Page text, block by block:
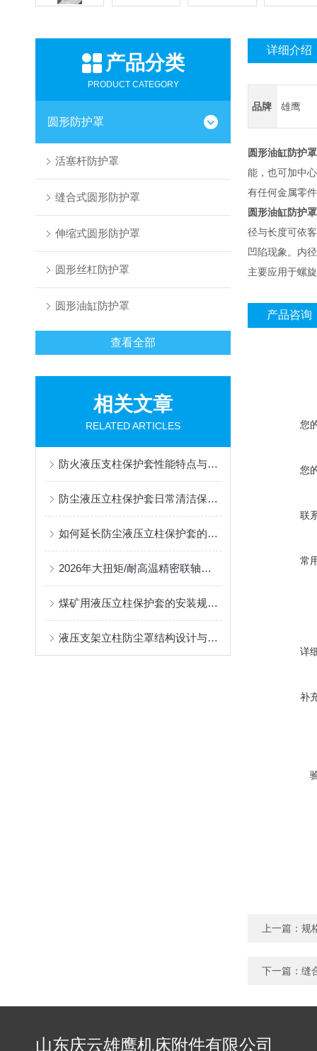
产品分类
PRODUCT CATEGORY
圆形防护罩
活塞杆防护罩
缝合式圆形防护罩
伸缩式圆形防护罩
圆形丝杠防护罩
圆形油缸防护罩
查看全部
相关文章
RELATED ARTICLES
防火液压支柱保护套性能特点与阻燃防护应用
防尘液压立柱保护套日常清洁保养与更换规范
如何延长防尘液压立柱保护套的使用寿命？
2026年大扭矩/耐高温精密联轴器定制找哪家？能实现精准定制的优质厂家盘点
煤矿用液压立柱保护套的安装规范与使用寿命提升方案
液压支架立柱防尘罩结构设计与密封防护原理
详细介绍
品牌 雄鹰
圆形油缸防护罩
能，也可加中
有任何金属零
圆形油缸防护罩
径与长度可依
凹陷现象。内
主要应用于螺
产品咨询
您
您
联
常
详
补
上一篇： 规
下一篇： 缝
山东庆云雄鹰机床附件有限公司